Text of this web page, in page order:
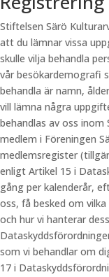
Stiftelsen Särö
att du lämnar vissa
skulle vilja behandla
vår besökardemografi
behandla är namn,
vill lämna några
behandlas av oss
medlem i Föreningen
medlemsregister
enligt Artikel 15 i
gång per kalenderår,
oss, få besked om
och hur vi hanterar
som vi behandlar om
17 i